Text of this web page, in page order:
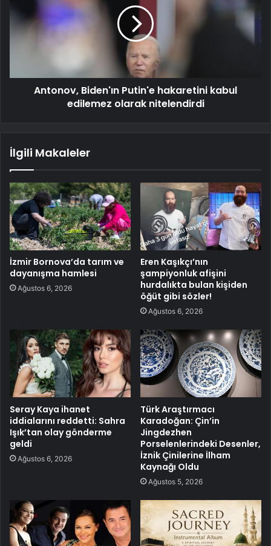
Antonov, Biden'ın Putin'e hakaretini kabul
edilemez olarak nitelendirdi
İlgili Makaleler
İzmir Bornova’da tarım ve
dayanışma hamlesi
Ağustos 6, 2026
Eren Kaşıkçı’nın
şampiyonluk afişini
hurdalıkta bulan kişiden
öğüt gibi sözler!
Ağustos 6, 2026
Seray Kaya ihanet
iddialarını reddetti: Sahra
Işık’tan olay gönderme
geldi
Ağustos 6, 2026
Türk Araştırmacı
Karadoğan: Çin’in
Jingdezhen
Porselenlerindeki Desenler,
İznik Çinilerine İlham
Kaynağı Oldu
Ağustos 5, 2026